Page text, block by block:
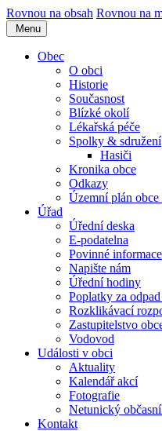
Rovnou na obsah Rovnou na
Menu
Obec
O obci
Historie
Současnost
Blízké okolí
Lékařská péče
Spolky & sdružení
Hasiči
Kronika obce
Odkazy
Územní plán
Úřad
Úřední deska
E-podatelna
Povinné informace
Napište nám
Úřední hodiny
Poplatky za odpad
Rozklikávací
Zastupitelstvo
Vodovod
Události v obci
Aktuality
Kalendář akcí
Fotografie
Netunický
Kontakt